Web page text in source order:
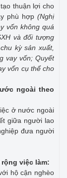
thuận lợi cho
phù hợp (Nghị
vốn không quá
và đối tượng
kỳ sản xuất,
vay vốn; Quyết
vốn cụ thể cho
ngoài theo
ở nước ngoài
giữa người lao
đưa người
việc làm:
hộ cận nghèo